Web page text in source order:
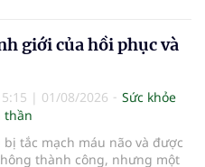
hoạt động tập luyện
trở thành một thách thức
giới của hồi phục và
| 01/08/2026
Sức khỏe
thần
bị tắc mạch máu não và được
thành công, nhưng một